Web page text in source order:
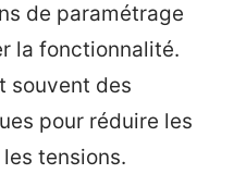
de paramétrage
la fonctionnalité.
souvent des
pour réduire les
tensions.